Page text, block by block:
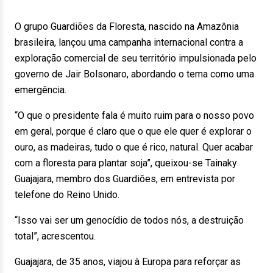
O grupo Guardiões da Floresta, nascido na Amazônia
brasileira, lançou uma campanha internacional contra a
exploração comercial de seu território impulsionada pelo
governo de Jair Bolsonaro, abordando o tema como uma
emergência.
“O que o presidente fala é muito ruim para o nosso povo
em geral, porque é claro que o que ele quer é explorar o
ouro, as madeiras, tudo o que é rico, natural. Quer acabar
com a floresta para plantar soja”, queixou-se Tainaky
Guajajara, membro dos Guardiões, em entrevista por
telefone do Reino Unido.
“Isso vai ser um genocídio de todos nós, a destruição
total”, acrescentou.
Guajajara, de 35 anos, viajou à Europa para reforçar as